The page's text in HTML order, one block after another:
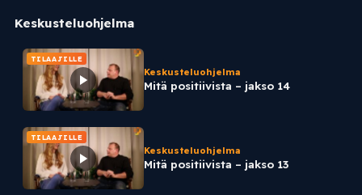
Keskusteluohjelma
TILAAJILLE
Keskusteluohjelma
Mitä positiivista – jakso 14
TILAAJILLE
Keskusteluohjelma
Mitä positiivista – jakso 13